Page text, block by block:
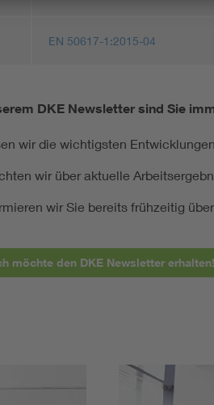
EN 50617-1:2015-04
DKE Newsletter sind Sie
wir die wichtigsten
wir über aktuelle
wir Sie bereits frühzeitig
möchte den DKE Newsletter erhalten!